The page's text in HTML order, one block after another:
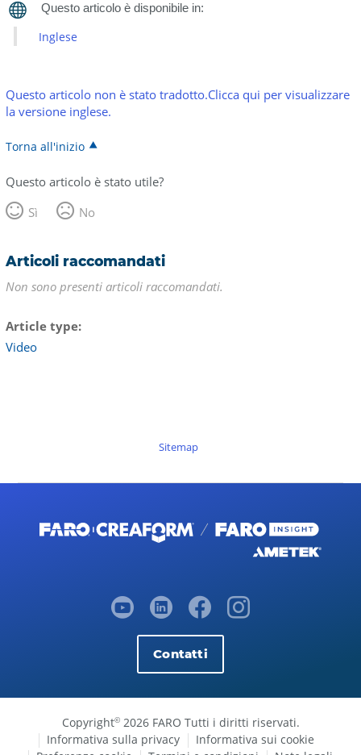
Inglese
Questo articolo non è stato tradotto.Clicca qui per visualizzare
la versione inglese.
Torna all'inizio
Questo articolo è stato utile?
Sì
No
Articoli raccomandati
Non sono presenti articoli raccomandati.
Article type
Video
Sitemap
Contatti
Copyright©2026 FARO Tutti i diritti riservati.
Informativa sulla privacy
Informativa sui cookie